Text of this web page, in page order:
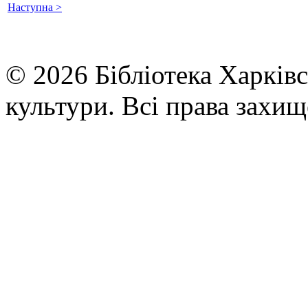
Наступна >
© 2026 Бібліотека
культури. Всі права